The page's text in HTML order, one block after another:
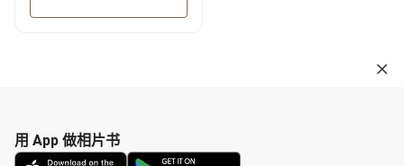
用 App 做相片书